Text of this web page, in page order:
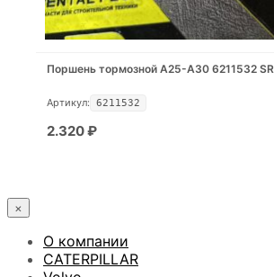
Поршень тормозной A25-A30 6211532
Артикул: 6211532
2.320₽
×
О компании
CATERPILLAR